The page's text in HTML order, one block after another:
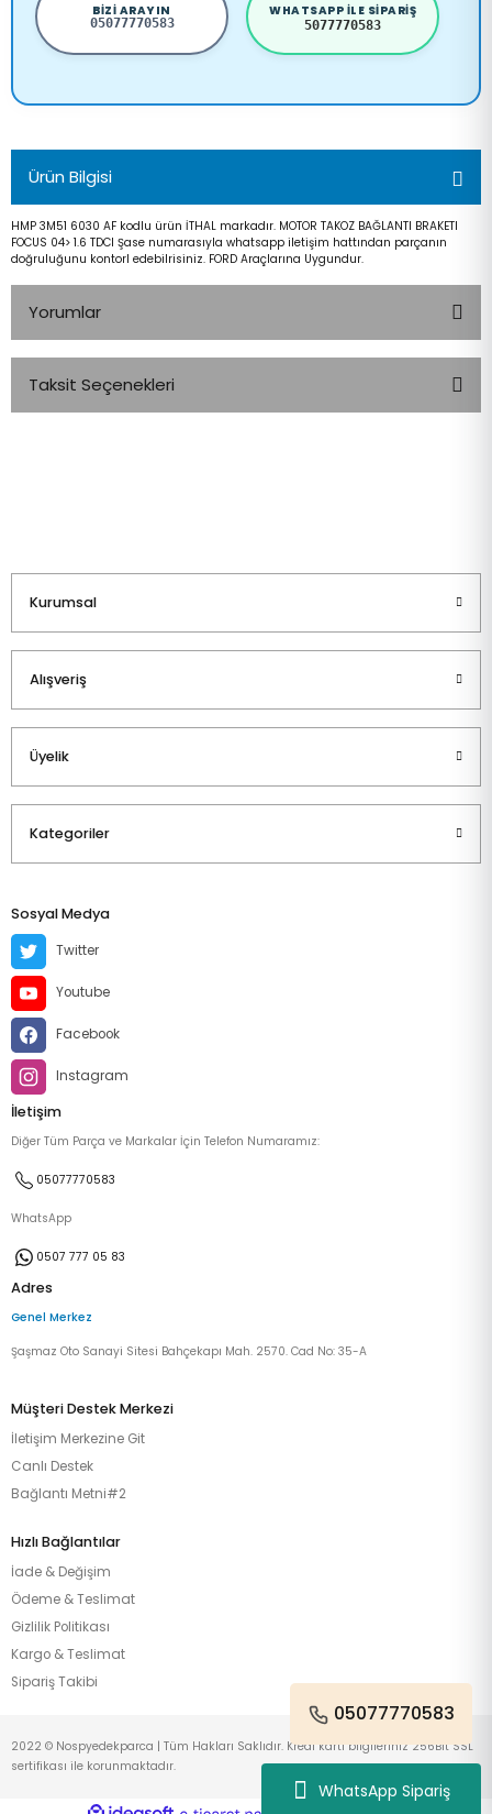
WhatsApp Sipariş
BIZI ARAYIN
05077770583
WHATSAPP ILE SIPARIŞ
5077770583
Ürün Bilgisi
HMP 3M51 6030 AF kodlu ürün İTHAL markadır. MOTOR TAKOZ BAĞLANTI BRAKETI
FOCUS 04> 1.6 TDCI Şase numarasıyla whatsapp iletişim hattından parçanın
doğruluğunu kontorl edebilrisiniz. FORD Araçlarına Uygundur.
Yorumlar
Taksit Seçenekleri
Kurumsal
Alışveriş
Üyelik
Kategoriler
Sosyal Medya
Twitter
Youtube
Facebook
Instagram
İletişim
Diğer Tüm Parça ve Markalar İçin Telefon Numaramız:
05077770583
WhatsApp
0507 777 05 83
Adres
Genel Merkez
Şaşmaz Oto Sanayi Sitesi Bahçekapı Mah. 2570. Cad No: 35-A
Müşteri Destek Merkezi
İletişim Merkezine Git
Canlı Destek
Bağlantı Metni#2
Hızlı Bağlantılar
İade & Değişim
Ödeme & Teslimat
Gizlilik Politikası
Kargo & Teslimat
Sipariş Takibi
05077770583
2022 © Nospyedekparca | Tüm Hakları Saklıdır. Kredi kartı bilgileriniz 256Bit SSL
sertifikası ile korunmaktadır.